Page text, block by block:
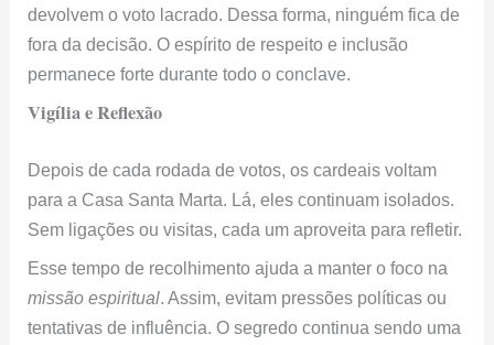
devolvem o voto lacrado. Dessa forma, ninguém fica de
fora da decisão. O espírito de respeito e inclusão
permanece forte durante todo o conclave.
Vigília e Reflexão
Depois de cada rodada de votos, os cardeais voltam
para a Casa Santa Marta. Lá, eles continuam isolados.
Sem ligações ou visitas, cada um aproveita para refletir.
Esse tempo de recolhimento ajuda a manter o foco na
missão espiritual. Assim, evitam pressões políticas ou
tentativas de influência. O segredo continua sendo uma